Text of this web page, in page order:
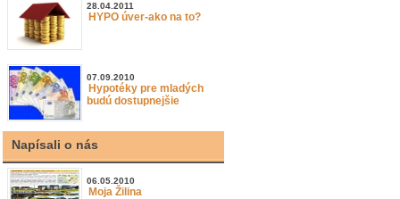
28.04.2011
HYPO úver-ako na to?
07.09.2010
Hypotéky pre mladých
budú dostupnejšie
Napísali o nás
06.05.2010
Moja Žilina